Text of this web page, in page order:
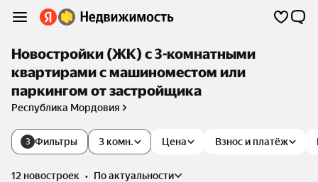
Новостройки (ЖК) с 3-комнатными
квартирами с машиноместом или
паркингом от застройщика
Республика Мордовия
3 Фильтры Цена Взнос и платёж
3 комн.
12 новостроек •
по актуальности